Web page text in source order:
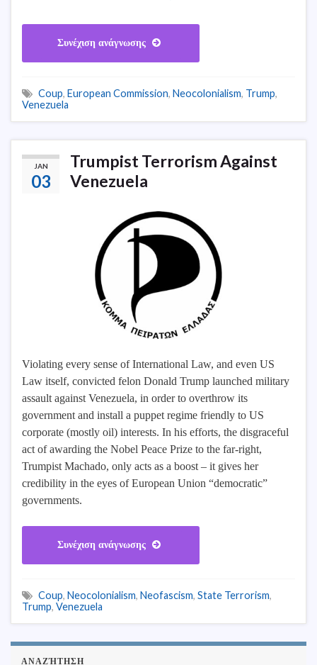
Συνέχιση ανάγνωσης
Coup, European Commission, Neocolonialism, Trump,
Venezuela
JAN
03
Trumpist Terrorism Against
Venezuela
Violating every sense of International Law, and even US
Law itself, convicted felon Donald Trump launched military
assault against Venezuela, in order to overthrow its
government and install a puppet regime friendly to US
corporate (mostly oil) interests. In his efforts, the disgraceful
act of awarding the Nobel Peace Prize to the far-right,
Trumpist Machado, only acts as a boost – it gives her
credibility in the eyes of European Union “democratic”
governments.
Συνέχιση ανάγνωσης
Coup, Neocolonialism, Neofascism, State Terrorism,
Trump, Venezuela
ΑΝΑΖΉΤΗΣΗ